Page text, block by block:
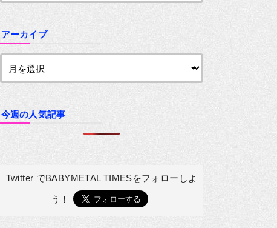
アーカイブ
今週の人気記事
Twitter でBABYMETAL TIMESをフォローしよ
う！